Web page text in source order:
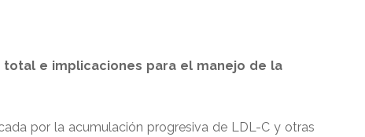
e implicaciones para el manejo de la
por la acumulación progresiva de LDL-C y otras